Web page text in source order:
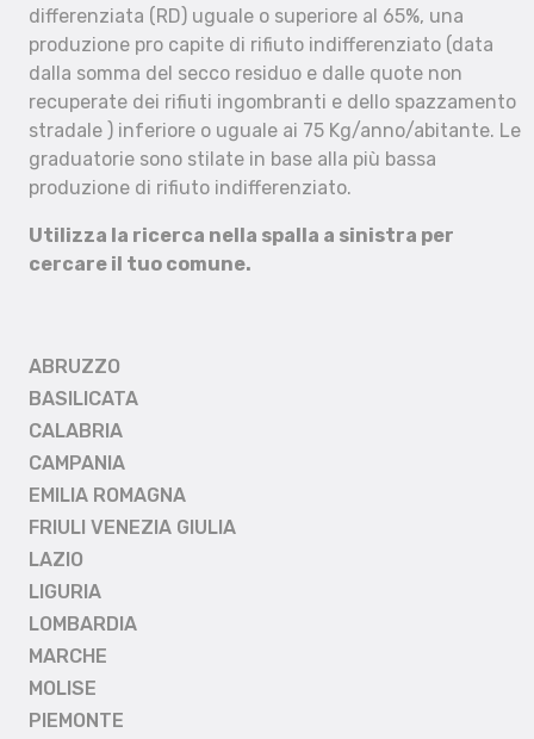
differenziata (RD) uguale o superiore al 65%, una
produzione pro capite di rifiuto indifferenziato (data
dalla somma del secco residuo e dalle quote non
recuperate dei rifiuti ingombranti e dello spazzamento
stradale ) inferiore o uguale ai 75 Kg/anno/abitante. Le
graduatorie sono stilate in base alla più bassa
produzione di rifiuto indifferenziato.
Utilizza la ricerca nella spalla a sinistra per
cercare il tuo comune.
ABRUZZO
BASILICATA
CALABRIA
CAMPANIA
EMILIA ROMAGNA
FRIULI VENEZIA GIULIA
LAZIO
LIGURIA
LOMBARDIA
MARCHE
MOLISE
PIEMONTE